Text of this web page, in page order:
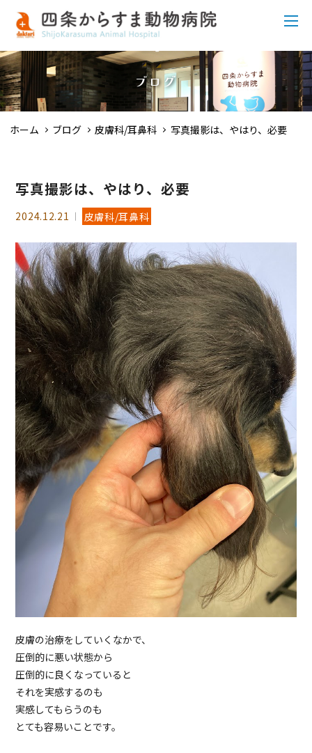
ブログ
ホーム ブログ 皮膚科/耳鼻科 写真撮影は、やはり、必要
写真撮影は、やはり、必要
2024.12.21 皮膚科/耳鼻科
皮膚の治療をしていくなかで、
圧倒的に悪い状態から
圧倒的に良くなっていると
それを実感するのも
実感してもらうのも
とても容易いことです。